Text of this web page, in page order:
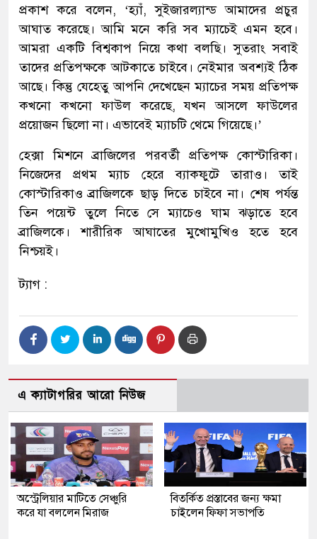
প্রকাশ করে বলেন, ‘হ্যাঁ, সুইজারল্যান্ড আমাদের প্রচুর
আঘাত করেছে। আমি মনে করি সব ম্যাচেই এমন হবে।
আমরা একটি বিশ্বকাপ নিয়ে কথা বলছি। সুতরাং সবাই
তাদের প্রতিপক্ষকে আটকাতে চাইবে। নেইমার অবশ্যই ঠিক
আছে। কিন্তু যেহেতু আপনি দেখেছেন ম্যাচের সময় প্রতিপক্ষ
কখনো কখনো ফাউল করেছে, যখন আসলে ফাউলের
প্রয়োজন ছিলো না। এভাবেই ম্যাচটি থেমে গিয়েছে।’
হেক্সা মিশনে ব্রাজিলের পরবর্তী প্রতিপক্ষ কোস্টারিকা।
নিজেদের প্রথম ম্যাচ হেরে ব্যাকফুটে তারাও। তাই
কোস্টারিকাও ব্রাজিলকে ছাড় দিতে চাইবে না। শেষ পর্যন্ত
তিন পয়েন্ট তুলে নিতে সে ম্যাচেও ঘাম ঝড়াতে হবে
ব্রাজিলকে। শারীরিক আঘাতের মুখোমুখিও হতে হবে
নিশ্চয়ই।
ট্যাগ :
এ ক্যাটাগরির আরো নিউজ
অস্ট্রেলিয়ার মাটিতে সেঞ্চুরি
করে যা বললেন মিরাজ
বিতর্কিত প্রস্তাবের জন্য ক্ষমা
চাইলেন ফিফা সভাপতি